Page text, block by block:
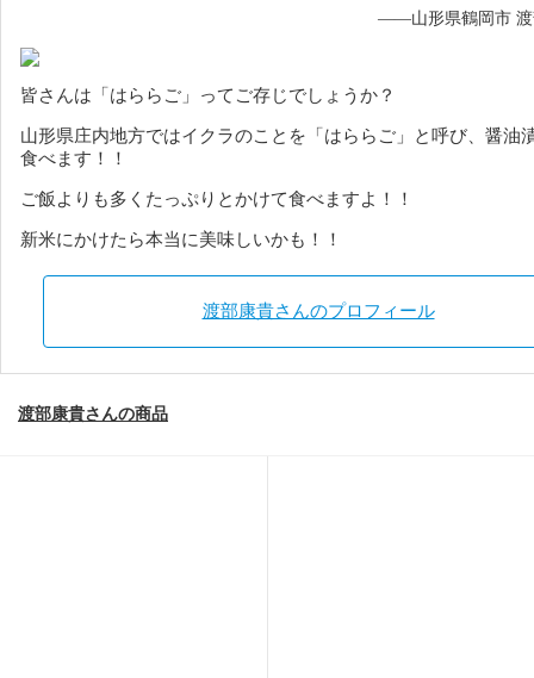
——山形県鶴岡市 渡
皆さんは「はららご」ってご存じでしょうか？
山形県庄内地方ではイクラのことを「はららご」と呼び、醤油
食べます！！
ご飯よりも多くたっぷりとかけて食べますよ！！
新米にかけたら本当に美味しいかも！！
渡部康貴さんのプロフィール
渡部康貴さんの商品